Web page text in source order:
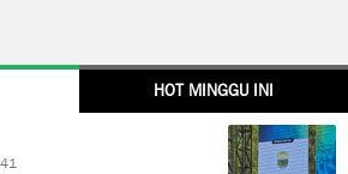
HOT MINGGU INI